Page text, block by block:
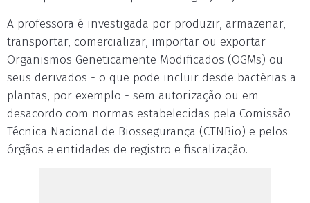
A professora é investigada por produzir, armazenar,
transportar, comercializar, importar ou exportar
Organismos Geneticamente Modificados (OGMs) ou
seus derivados - o que pode incluir desde bactérias a
plantas, por exemplo - sem autorização ou em
desacordo com normas estabelecidas pela Comissão
Técnica Nacional de Biossegurança (CTNBio) e pelos
órgãos e entidades de registro e fiscalização.